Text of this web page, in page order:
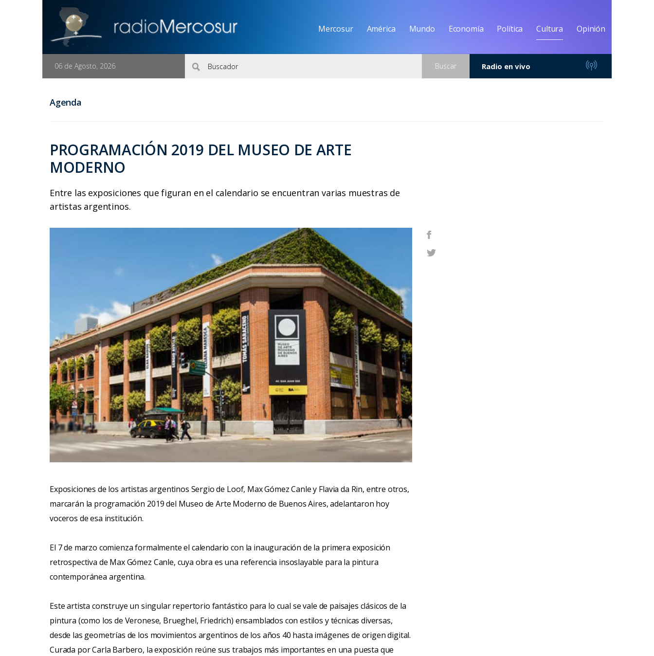
Mercosur América Mundo Economía Política Cultura Opinión
06 de Agosto, 2026 Buscar Radio en vivo
Agenda
PROGRAMACIÓN 2019 DEL MUSEO DE ARTE
MODERNO
Entre las exposiciones que figuran en el calendario se encuentran varias muestras de
artistas argentinos.
Exposiciones de los artistas argentinos Sergio de Loof, Max Gómez Canle y Flavia da Rin, entre otros,
marcarán la programación 2019 del Museo de Arte Moderno de Buenos Aires, adelantaron hoy
voceros de esa institución.
El 7 de marzo comienza formalmente el calendario con la inauguración de la primera exposición
retrospectiva de Max Gómez Canle, cuya obra es una referencia insoslayable para la pintura
contemporánea argentina.
Este artista construye un singular repertorio fantástico para lo cual se vale de paisajes clásicos de la
pintura (como los de Veronese, Brueghel, Friedrich) ensamblados con estilos y técnicas diversas,
desde las geometrías de los movimientos argentinos de los años 40 hasta imágenes de origen digital.
Curada por Carla Barbero, la exposición reúne sus trabajos más importantes en una puesta que